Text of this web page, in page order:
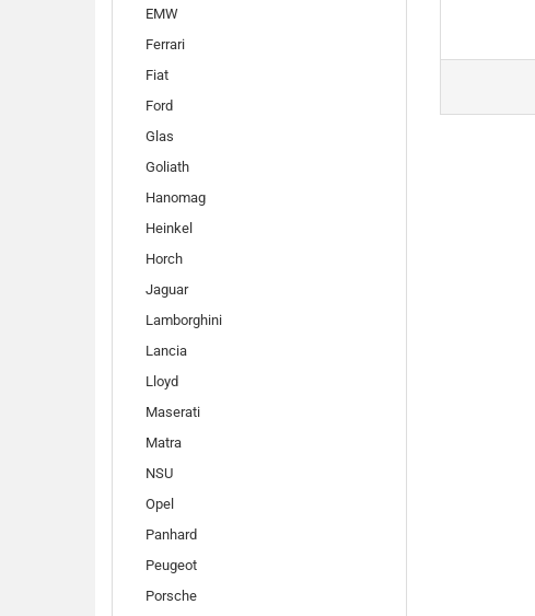
EMW
Ferrari
Fiat
Ford
Glas
Goliath
Hanomag
Heinkel
Horch
Jaguar
Lamborghini
Lancia
Lloyd
Maserati
Matra
NSU
Opel
Panhard
Peugeot
Porsche